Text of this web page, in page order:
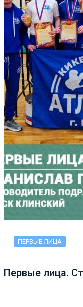
ПЕРВЫЕ ЛИЦА
Первые лица.